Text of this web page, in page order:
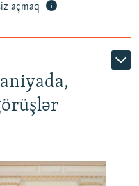
açmaq